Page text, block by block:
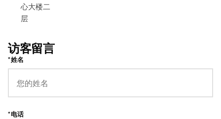
心大楼二
层
访客留言
*姓名
*电话